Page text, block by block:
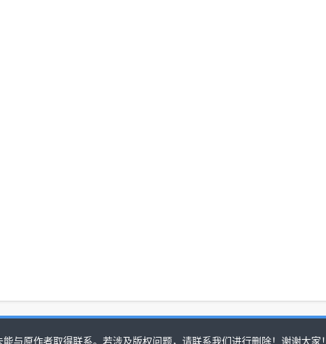
与原作者取得联系。若涉及版权问题，请联系我们进行删除！谢谢大家！